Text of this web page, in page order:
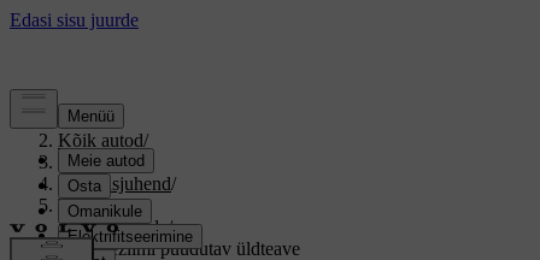
Tugi/
Kõik autod/
V60 2017/
Kasutusjuhend/
Turvalisus/
Safety mode/
Rikkerežiimi puudutav üldteave